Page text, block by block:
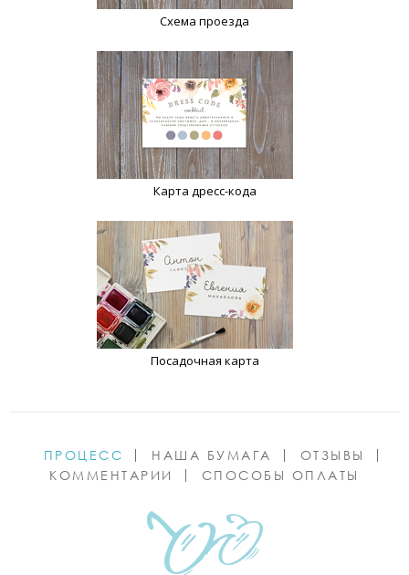
Схема проезда
Карта дресс-кода
Посадочная карта
ПРОЦЕСС НАША БУМАГА
ОТЗЫВЫ
КОММЕНТАРИИ
СПОСОБЫ ОПЛАТЫ